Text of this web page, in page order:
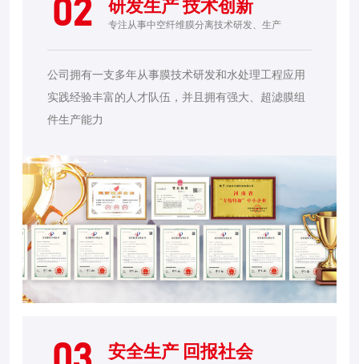
02 研发生产 技术创新
专注从事中空纤维膜分离技术研发、生产
公司拥有一支多年从事膜技术研发和水处理工程应用
实践经验丰富的人才队伍，并且拥有强大、超滤膜组
件生产能力
安全生产 回报社会